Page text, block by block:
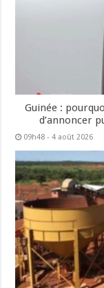
Guinée :
d’annoncer
09h48 - 4 août 2026